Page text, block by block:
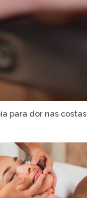
para dor nas costas